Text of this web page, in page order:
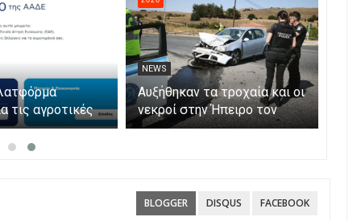
στα ταξίδια
Tours
NEWS
Άνοιξε η πλατφόρμα
myAGRO για τις αγροτικές
ενισχύσεις 2026 – Πώς
BLOGGER DISQUS FACEBOOK